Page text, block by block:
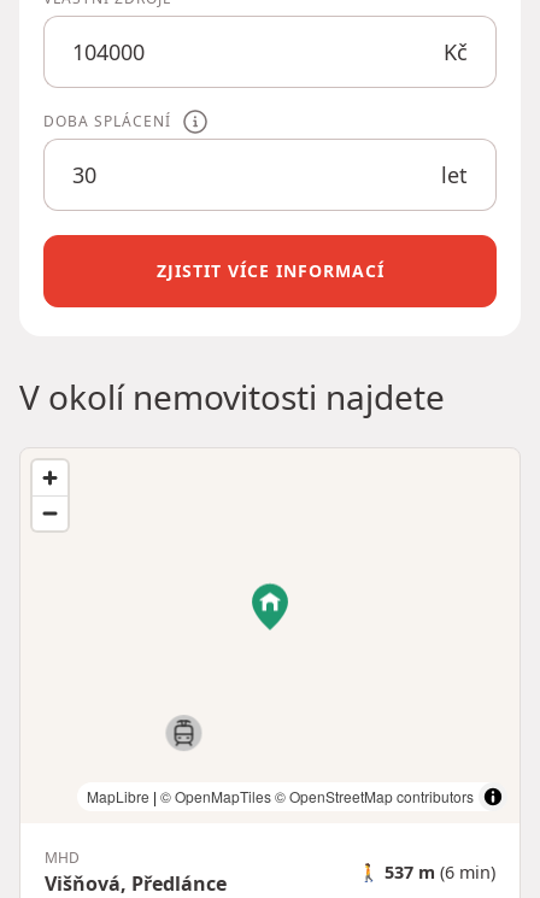
Kč
DOBA SPLÁCENÍ
let
ZJISTIT VÍCE INFORMACÍ
V okolí nemovitosti najdete
MapLibre | © OpenMapTiles© OpenStreetMap contributors
MHD
Višňová, Předlánce 🚶 537 m (6 min)